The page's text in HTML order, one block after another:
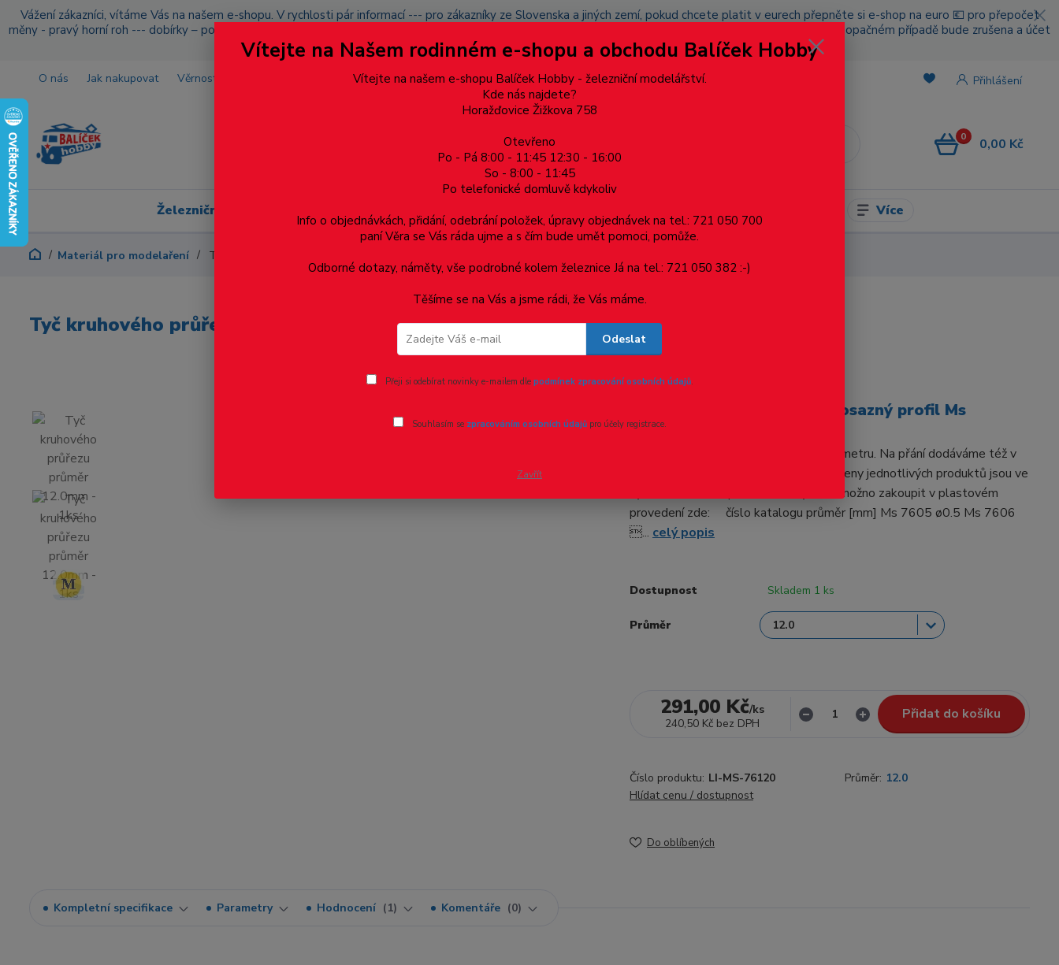
Vážení zákazníci, vítáme Vás na našem e-shopu. V rychlosti pár informací --- pro zákazníky ze Slovenska a jiných zemí, pokud chcete platit v eurech přepněte si e-shop na euro 💶 pro přepočet
měny - pravý horní roh --- dobírky – pokud si z nějakého důvodu zásilku nevyzvednete, bude po domluvě zaslána znovu s opětovnou platbou za poštovné, v opačném případě bude zrušena a účet
přidán na blacklist a rušeny následující objednávky.
O nás Jak nakupovat Věrnostní program Doprava a platba Více Přihlášení
0 0,00 Kč
Železniční modelářství Dárkové poukazy, upomínkové předměty Více
Materiál pro modelaření Tyč kruhového průřezu průměr 12.0mm - 1ks
Tyč kruhového průřezu průměr 12.0mm - 1ks
Tyč kruhového průřezu - mosazný profil Ms
Trubky řady MS. Základní délka je 0.5 metru. Na přání dodáváme též v
délce 1 metr vcelku. Materiál: mosaz Ceny jednotlivých produktů jsou ve
výběru u každého profilu. Trubky také možno zakoupit v plastovém
provedení zde: číslo katalogu průměr [mm] Ms 7605 ø0.5 Ms 7606
... celý popis
Dostupnost Skladem 1 ks
Průměr
291,00 Kč/ks
240,50 Kč bez DPH
Přidat do košíku
Číslo produktu: LI-MS-76120 Průměr: 12.0
Hlídat cenu / dostupnost
Do oblíbených
Kompletní specifikace Parametry Hodnocení 1 Komentáře 0
Vítejte na Našem rodinném e-shopu a obchodu Balíček Hobby
Vítejte na našem e-shopu Balíček Hobby - železniční modelářství.
Kde nás najdete?
Horažďovice Žižkova 758
Otevřeno
Po - Pá 8:00 - 11:45 12:30 - 16:00
So - 8:00 - 11:45
Po telefonické domluvě kdykoliv
Info o objednávkách, přidání, odebrání položek, úpravy objednávek na tel.: 721 050 700
paní Věra se Vás ráda ujme a s čím bude umět pomoci, pomůže.
Odborné dotazy, náměty, vše podrobné kolem železnice Já na tel.: 721 050 382 :-)
Těšíme se na Vás a jsme rádi, že Vás máme.
Odeslat
Přeji si odebírat novinky e-mailem dle podmínek zpracování osobních údajů.
Souhlasím se zpracováním osobních údajůpro účely registrace.
Zavřít